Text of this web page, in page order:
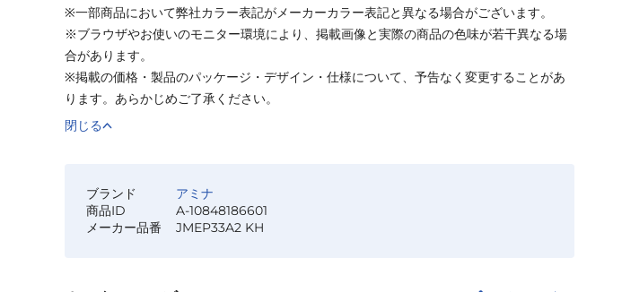
※一部商品において弊社カラー表記がメーカーカラー表記と異なる場合がございます。
※ブラウザやお使いのモニター環境により、掲載画像と実際の商品の色味が若干異なる場
合があります。
※掲載の価格・製品のパッケージ・デザイン・仕様について、予告なく変更することがあ
ります。あらかじめご了承ください。
閉じる
ブランド
アミナ
商品ID
A-10848186601
メーカー品番
JMEP33A2 KH